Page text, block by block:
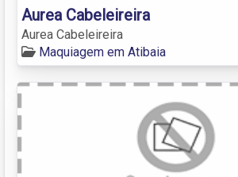
Aurea Cabeleireira
Aurea Cabeleireira
Maquiagem em Atibaia